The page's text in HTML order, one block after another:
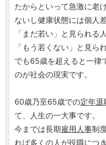
たからといって急激に老
ないし健康状態には個人
「まだ若い」と見られる
「もう若くない」と見ら
でも65歳を超えると一律
のが社会の現実です。
60歳乃至65歳での定年退
て、人生の一大事です。
今までは長期雇用人事制
れば多くの人が役職につ